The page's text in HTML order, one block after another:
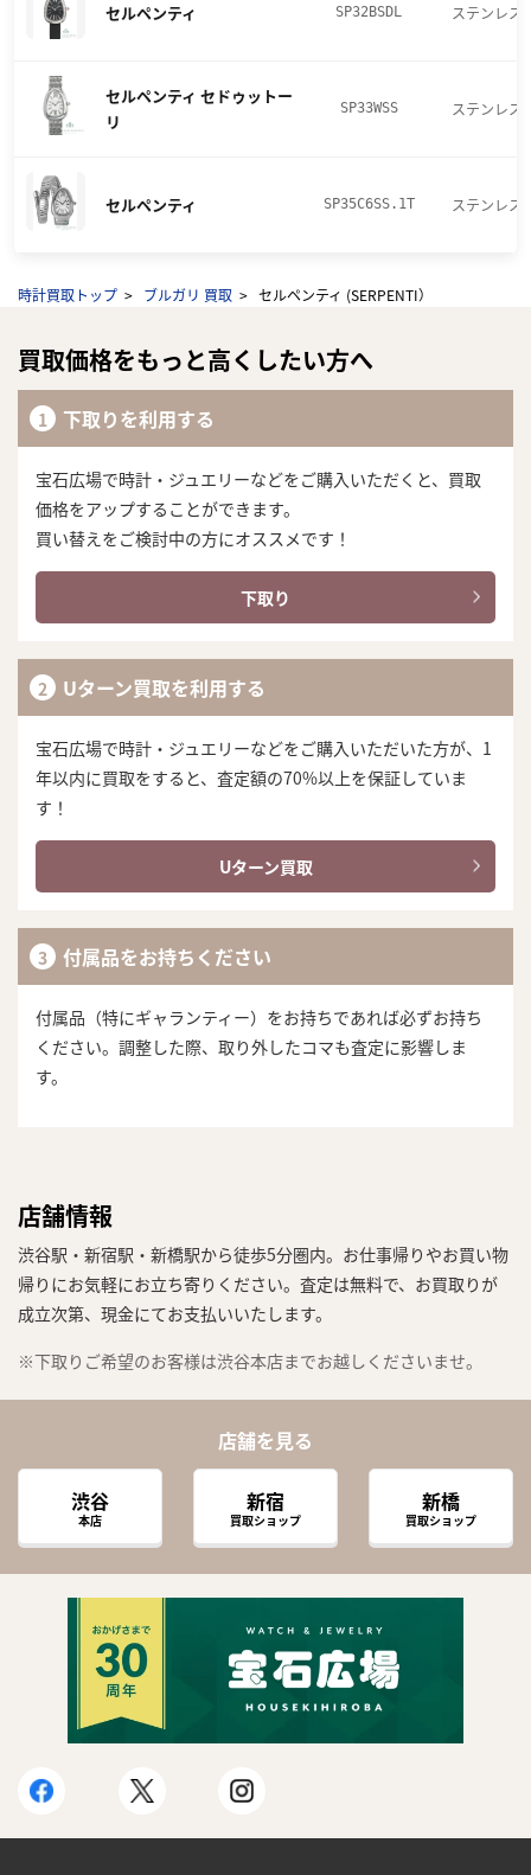
セルペンティ SP32BSDL ステンレス
セルペンティ セドゥットー
リ
SP33WSS ステンレス
セルペンティ SP35C6SS.1T ステンレス
時計買取トップ ブルガリ 買取 セルペンティ (SERPENTI）
買取価格をもっと高くしたい方へ
下取りを利用する
宝石広場で時計・ジュエリーなどをご購入いただくと、買取
価格をアップすることができます。
買い替えをご検討中の方にオススメです！
下取り
Uターン買取を利用する
宝石広場で時計・ジュエリーなどをご購入いただいた方が、1
年以内に買取をすると、査定額の70%以上を保証していま
す！
Uターン買取
付属品をお持ちください
付属品（特にギャランティー）をお持ちであれば必ずお持ち
ください。調整した際、取り外したコマも査定に影響しま
す。
店舗情報
渋谷駅・新宿駅・新橋駅から徒歩5分圏内。お仕事帰りやお買い物
帰りにお気軽にお立ち寄りください。査定は無料で、お買取りが
成立次第、現金にてお支払いいたします。
※下取りご希望のお客様は渋谷本店までお越しくださいませ。
店舗を見る
渋谷
本店
新宿
買取ショップ
新橋
買取ショップ